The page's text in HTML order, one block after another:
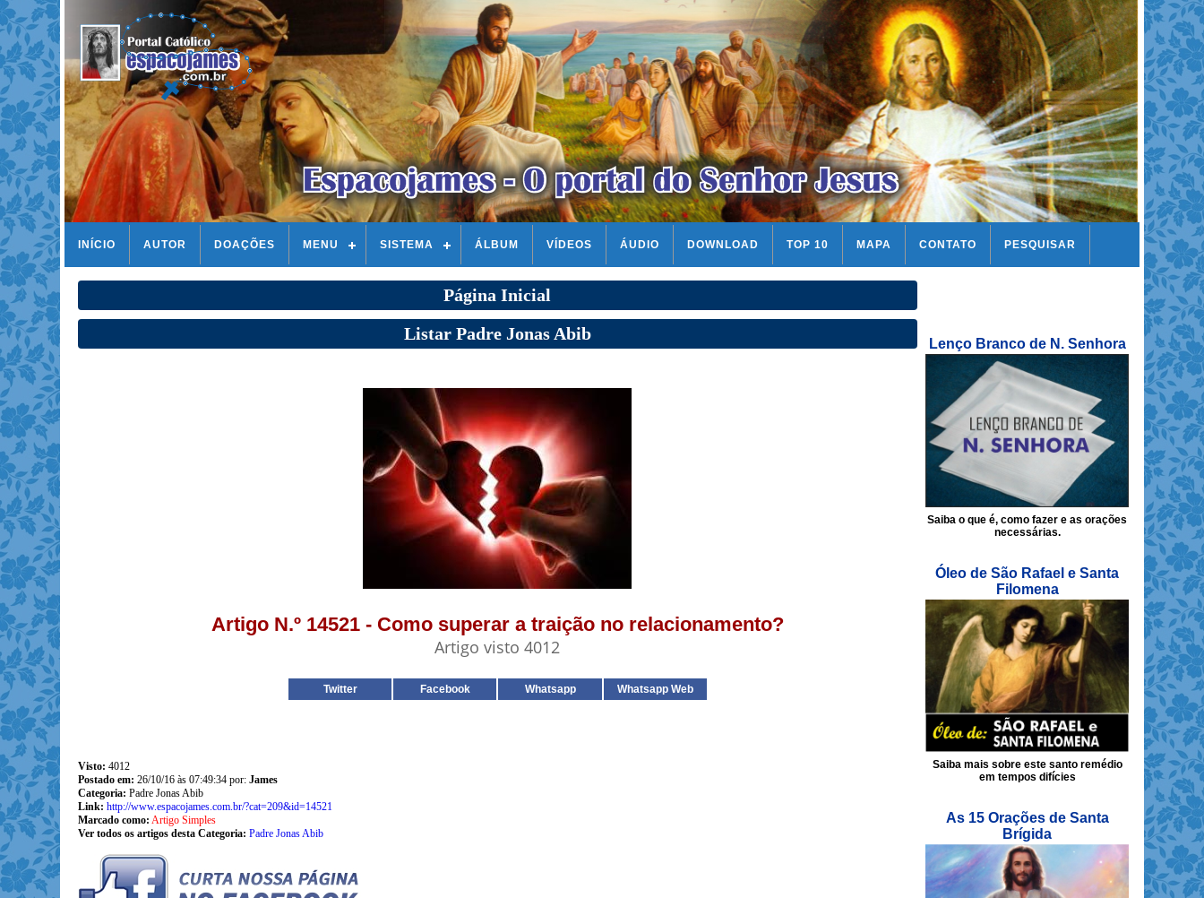
INÍCIO AUTOR DOAÇÕES MENU SISTEMA ÁLBUM VÍDEOS ÁUDIO DOWNLOAD TOP 10 MAPA CONTATO PESQUISAR
Página Inicial
Listar Padre Jonas Abib
Artigo N.º 14521 - Como superar a traição no relacionamento?
Artigo visto 4012
Twitter Facebook Whatsapp Whatsapp Web
Visto: 4012
Postado em: 26/10/16 às 07:49:34 por: James
Categoria: Padre Jonas Abib
Link: http://www.espacojames.com.br/?cat=209&id=14521
Marcado como: Artigo Simples
Ver todos os artigos desta Categoria: Padre Jonas Abib
Lenço Branco de N. Senhora
Saiba o que é, como fazer e as orações
necessárias.
Óleo de São Rafael e Santa
Filomena
Saiba mais sobre este santo remédio
em tempos difícies
As 15 Orações de Santa
Brígida